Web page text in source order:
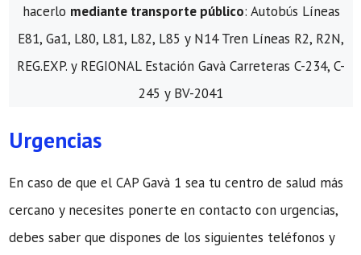
hacerlo mediante transporte público: Autobús Líneas
E81, Ga1, L80, L81, L82, L85 y N14 Tren Líneas R2, R2N,
REG.EXP. y REGIONAL Estación Gavà Carreteras C-234, C-
245 y BV-2041
Urgencias
En caso de que el CAP Gavà 1 sea tu centro de salud más
cercano y necesites ponerte en contacto con urgencias,
debes saber que dispones de los siguientes teléfonos y